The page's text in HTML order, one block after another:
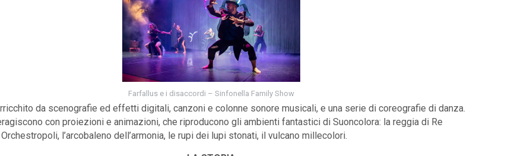
Farfallus e i disaccordi – Sinfonella Family Show
da scenografie ed effetti digitali, canzoni e colonne sonore musicali, e una serie di coreografie di danza.
con proiezioni e animazioni, che riproducono gli ambienti fantastici di Suoncolora: la reggia di Re
l’arcobaleno dell’armonia, le rupi dei lupi stonati, il vulcano millecolori.